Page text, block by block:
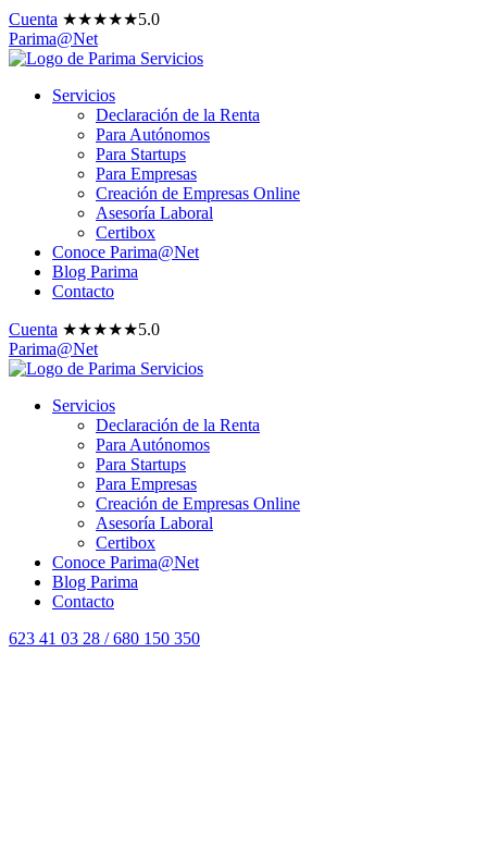
Cuenta ★★★★★5.0
Parima@Net
Servicios
Declaración de la Renta
Para Autónomos
Para Startups
Para Empresas
Creación de Empresas Online
Asesoría Laboral
Certibox
Conoce Parima@Net
Blog Parima
Contacto
Cuenta ★★★★★5.0
Parima@Net
Servicios
Declaración de la Renta
Para Autónomos
Para Startups
Para Empresas
Creación de Empresas Online
Asesoría Laboral
Certibox
Conoce Parima@Net
Blog Parima
Contacto
623 41 03 28 / 680 150 350